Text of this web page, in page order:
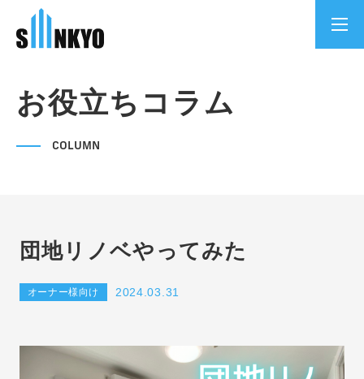
お役立ちコラム
COLUMN
団地リノベやってみた
オーナー様向け 2024.03.31